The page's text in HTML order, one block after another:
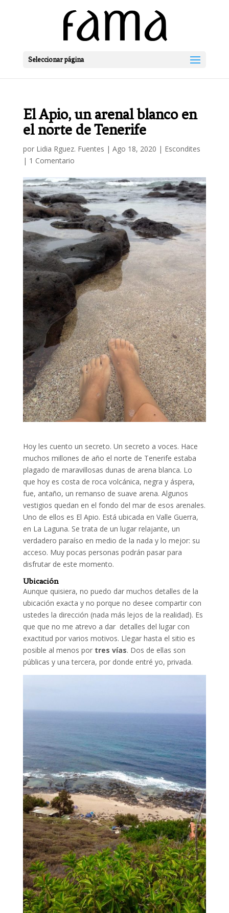
Seleccionar página
El Apio, un arenal blanco en
el norte de Tenerife
por Lidia Rguez. Fuentes | Ago 18, 2020 | Escondites
| 1 Comentario
Hoy les cuento un secreto. Un secreto a voces. Hace
muchos millones de año el norte de Tenerife estaba
plagado de maravillosas dunas de arena blanca. Lo
que hoy es costa de roca volcánica, negra y áspera,
fue, antaño, un remanso de suave arena. Algunos
vestigios quedan en el fondo del mar de esos arenales.
Uno de ellos es El Apio. Está ubicada en Valle Guerra,
en La Laguna. Se trata de un lugar relajante, un
verdadero paraíso en medio de la nada y lo mejor: su
acceso. Muy pocas personas podrán pasar para
disfrutar de este momento.
Ubicación
Aunque quisiera, no puedo dar muchos detalles de la
ubicación exacta y no porque no desee compartir con
ustedes la dirección (nada más lejos de la realidad). Es
que que no me atrevo a dar detalles del lugar con
exactitud por varios motivos. Llegar hasta el sitio es
posible al menos por tres vías. Dos de ellas son
públicas y una tercera, por donde entré yo, privada.